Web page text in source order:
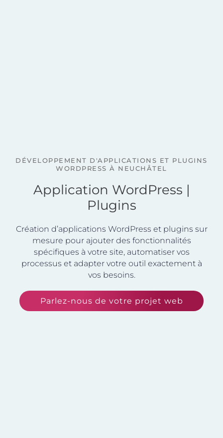
DÉVELOPPEMENT D'APPLICATIONS ET PLUGINS
WORDPRESS À NEUCHÂTEL
Application WordPress |
Plugins
Création d’applications WordPress et plugins sur
mesure pour ajouter des fonctionnalités
spécifiques à votre site, automatiser vos
processus et adapter votre outil exactement à
vos besoins.
Parlez-nous de votre projet web